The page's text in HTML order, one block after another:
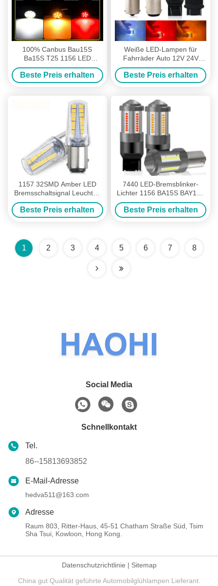
100% Canbus Bau15S
Ba15S T25 1156 LED
Glühbirne 900Lm 3030 Chips
6LED 12V Bremsdreh-
Signalleuchten 6W
Beste Preis erhalten
Weiße LED-Lampen für
Fahrräder Auto 12V 24V
2835 45SMD 1156 1157 T25
3156 3157 T20 7440 7443
Canbus-Glühlampen
Beste Preis erhalten
1157 32SMD Amber LED
Bremsschaltsignal Leuchten
LED Glühbirne Autoschwanz
Stopp Schaltsignal
Zurückfahren für Motorrad
Beste Preis erhalten
7440 LED-Bremsblinker-
Lichter 1156 BA15S BAY15S
2016 40SMD kein Fehler Drl
12 V der Wecker
Beste Preis erhalten
1 2 3 4 5 6 7 8
Social Media
Schnellkontakt
Tel.
86--15813693852
E-Mail-Adresse
hedva511@163.com
Adresse
Raum 803, Ritter-Haus, 45-51 Chatham Straße Süd, Tsim
Sha Tsui, Kowloon, Hong Kong.
Datenschutzrichtlinie | Sitemap
China gut Qualität geführte Automobilglühlampen Lieferant.